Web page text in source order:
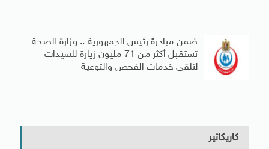
ضمن مبادرة رئيس الجمهورية .. وزارة الصحة
تستقبل أكثر من 71 مليون زيارة للسيدات
لتلقى خدمات الفحص والتوعية
كاريكاتير